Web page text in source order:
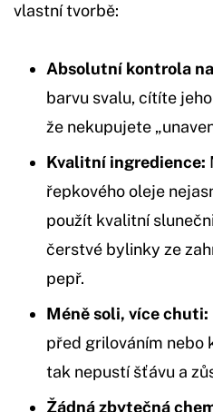
vlastní tvorbě:
Absolutní kontrola
barvu svalu, cítíte
že nekupujete
Kvalitní ingredience:
řepkového oleje
použít kvalitní
čerstvé bylinky ze
pepř.
Méně soli, více chuti:
před grilováním nebo
tak nepustí šťávu a
Žádná zbytečná